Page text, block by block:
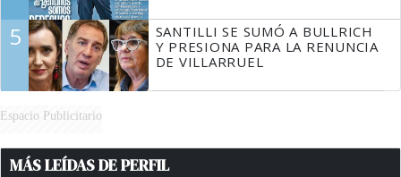
5
SANTILLI SE SUMÓ A BULLRICH
Y PRESIONA PARA LA RENUNCIA
DE VILLARRUEL
Espacio Publicitario
MÁS LEÍDAS DE PERFIL